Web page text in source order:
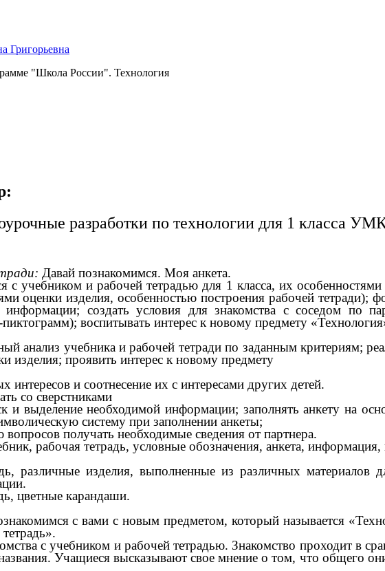
Григорьевна
"Школа России". Технология
разработки по технологии для 1 класса
Давай познакомимся. Моя анкета.
с учебником и рабочей тетрадью для 1 класса, их
оценки изделия, особенностью построения рабочей тетради);
создать условия для знакомства с соседом по
воспитывать интерес к новому предмету
анализ учебника и рабочей тетради по заданным критериям;
изделия; проявить интерес к новому предмету
интересов и соотнесение их с интересами других детей.
со сверстниками
и выделение необходимой информации; заполнять анкету на
систему при заполнении анкеты;
получать необходимые сведения от партнера.
рабочая тетрадь, условные обозначения, анкета, информация,
различные изделия, выполненные из различных материалов
цветные карандаши.
с вами с новым предметом, который называется
с учебником и рабочей тетрадью. Знакомство проходит в
Учащиеся высказывают свое мнение о том, что общего